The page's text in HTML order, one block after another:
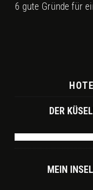
6 gute Gründe für
DER
MEIN